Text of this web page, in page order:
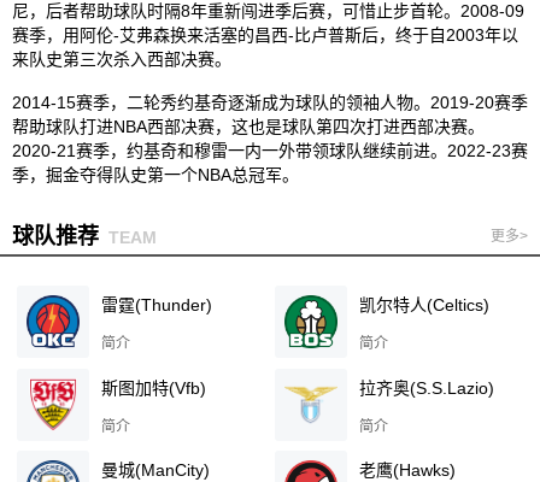
尼，后者帮助球队时隔8年重新闯进季后赛，可惜止步首轮。2008-09
赛季，用阿伦-艾弗森换来活塞的昌西-比卢普斯后，终于自2003年以
来队史第三次杀入西部决赛。
2014-15赛季，二轮秀约基奇逐渐成为球队的领袖人物。2019-20赛季
帮助球队打进NBA西部决赛，这也是球队第四次打进西部决赛。
2020-21赛季，约基奇和穆雷一内一外带领球队继续前进。2022-23赛
季，掘金夺得队史第一个NBA总冠军。
球队推荐 TEAM 更多>
雷霆(Thunder)
简介
凯尔特人(Celtics)
简介
斯图加特(Vfb)
简介
拉齐奥(S.S.Lazio)
简介
曼城(ManCity) 老鹰(Hawks)